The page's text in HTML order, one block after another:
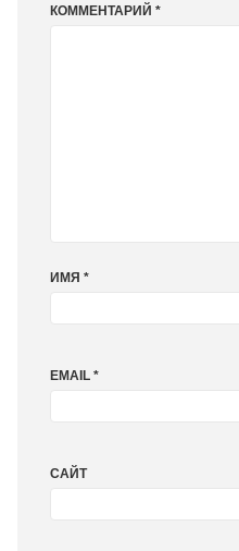
КОММЕНТАРИЙ *
ИМЯ *
EMAIL *
САЙТ